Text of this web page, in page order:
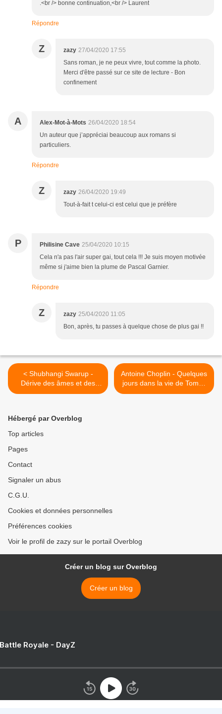
.<br /> bonne continuation,<br /> Laurent
Répondre
Z zazy 27/04/2020 17:55
Sans roman, je ne peux vivre, tout comme la photo.
Merci d'être passé sur ce site de lecture - Bon
confinement
A Alex-Mot-à-Mots 26/04/2020 18:54
Un auteur que j’appréciai beaucoup aux romans si
particuliers.
Répondre
Z zazy 26/04/2020 19:49
Tout-à-fait t celui-ci est celui que je préfère
P Philisine Cave 25/04/2020 10:15
Cela n'a pas l'air super gai, tout cela !!! Je suis moyen motivée
même si j'aime bien la plume de Pascal Garnier.
Répondre
Z zazy 25/04/2020 11:05
Bon, après, tu passes à quelque chose de plus gai !!
< Shubhangi Swarup -
Dérive des âmes et des
continents
Antoine Choplin - Quelques
jours dans la vie de Tomas
Kusar >
Hébergé par Overblog
Top articles
Pages
Contact
Signaler un abus
C.G.U.
Cookies et données personnelles
Préférences cookies
Voir le profil de zazy sur le portail Overblog
Créer un blog sur Overblog
Créer un blog
Royale - DayZ